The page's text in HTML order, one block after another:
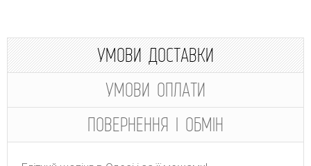
УМОВИ ДОСТАВКИ
УМОВИ ОПЛАТИ
ПОВЕРНЕННЯ І ОБМІН